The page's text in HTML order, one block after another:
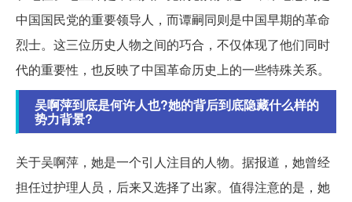
中国国民党的重要领导人，而谭嗣同则是中国早期的革命
烈士。这三位历史人物之间的巧合，不仅体现了他们同时
代的重要性，也反映了中国革命历史上的一些特殊关系。
吴啊萍到底是何许人也?她的背后到底隐藏什么样的
势力背景?
关于吴啊萍，她是一个引人注目的人物。据报道，她曾经
担任过护理人员，后来又选择了出家。值得注意的是，她